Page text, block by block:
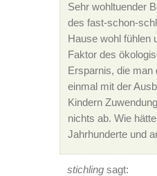
Sehr wohltuender
des fast-schon-
Hause wohl fühlen
Faktor des
Ersparnis, die
einmal mit der
Kindern
nichts ab. Wie
Jahrhunderte und
stichlingsagt: